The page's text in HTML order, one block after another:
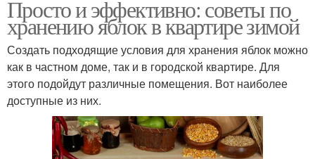
Просто и эффективно: советы по
хранению яблок в квартире зимой
Создать подходящие условия для хранения яблок можно
как в частном доме, так и в городской квартире. Для
этого подойдут различные помещения. Вот наиболее
доступные из них.